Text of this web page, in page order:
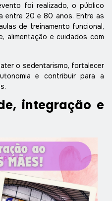
foi realizado, o público
entre 20 e 80 anos. Entre as
de treinamento funcional,
alimentação e cuidados com
o sedentarismo, fortalecer
e contribuir para a
integração e